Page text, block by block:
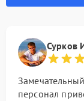
Сурков
персонал